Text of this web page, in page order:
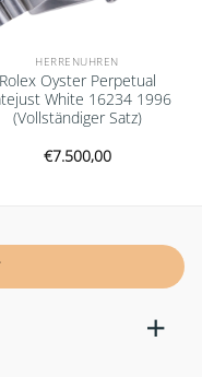
HERRENUHREN
Rolex Oyster Perpetual
White 16234 1996
(Vollständiger Satz)
€7.500,00